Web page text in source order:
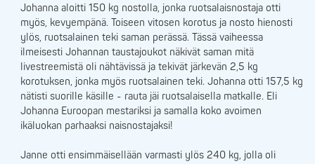
Johanna aloitti 150 kg nostolla, jonka ruotsalaisnostaja otti
myös, kevyempänä. Toiseen vitosen korotus ja nosto hienosti
ylös, ruotsalainen teki saman perässä. Tässä vaiheessa
ilmeisesti Johannan taustajoukot näkivät saman mitä
livestreemistä oli nähtävissä ja tekivät järkevän 2,5 kg
korotuksen, jonka myös ruotsalainen teki. Johanna otti 157,5 kg
nätisti suorille käsille - rauta jäi ruotsalaisella matkalle. Eli
Johanna Euroopan mestariksi ja samalla koko avoimen
ikäluokan parhaaksi naisnostajaksi!
Janne otti ensimmäisellään varmasti ylös 240 kg, jolla oli